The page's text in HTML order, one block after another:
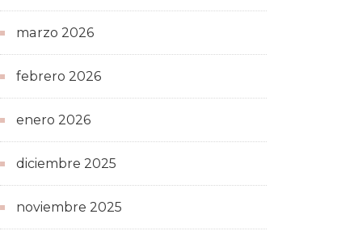
marzo 2026
febrero 2026
enero 2026
diciembre 2025
noviembre 2025